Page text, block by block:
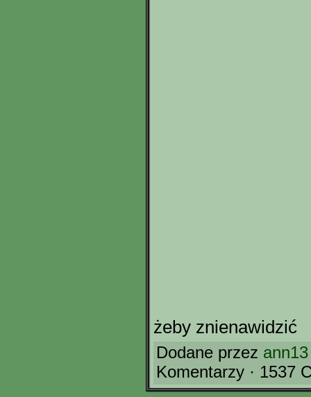
żeby znienawidzić
Dodane przez ann13
Komentarzy · 1537